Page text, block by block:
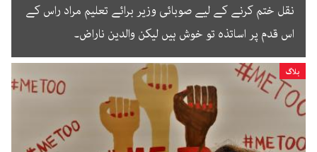
نقل ختم کرنے کے لیے صوبائی وزیر برائے تعلیم مراد راس کے
اس قدم پر اساتذہ تو خوش ہیں لیکن والدین ناراض۔
بلاگ